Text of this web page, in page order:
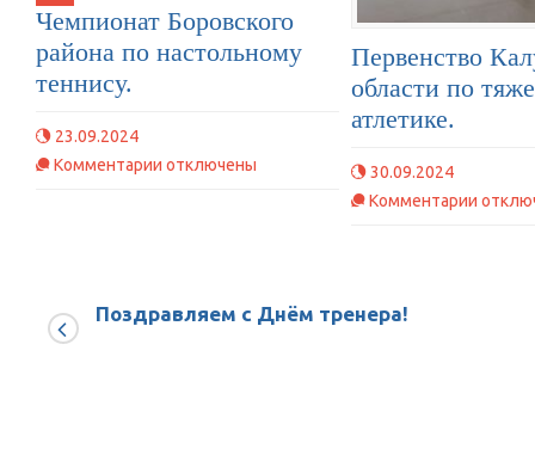
Чемпионат Боровского
района по настольному
теннису.
23.09.2024
Комментарии к
по
отключены
Первенство
области по
атлетике.
30.09.2024
Комментарии к
Поздравляем с Днём тренера!